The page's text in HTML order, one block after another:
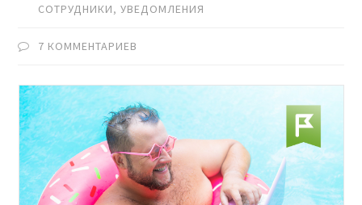
СОТРУДНИКИ,УВЕДОМЛЕНИЯ
7 КОММЕНТАРИЕВ